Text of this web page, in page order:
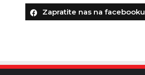
Zapratite nas na facebooku